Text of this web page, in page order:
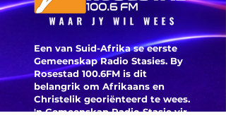
Een van Suid-Afrika se eerste
Gemeenskap Radio Stasies. By
Rosestad 100.6FM is dit
belangrik om Afrikaans en
Christelik georiënteerd te wees.
'n Gemeenskap Radio Stasie vir